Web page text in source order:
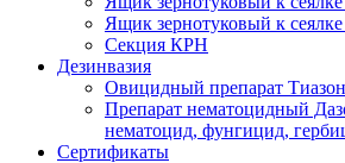
Ящик зернотуковый к
Секция КРН
Дезинвазия
Овицидный препарат
Препарат нематоцидный
нематоцид, фунгицид,
Сертификаты